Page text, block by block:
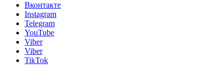
Вконтакте
Instagram
Telegram
YouTube
Viber
Viber
TikTok